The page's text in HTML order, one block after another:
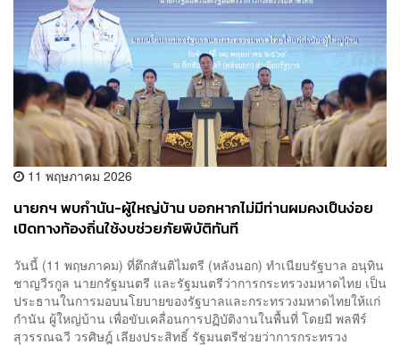
11 พฤษภาคม 2026
นายกฯ พบกำนัน-ผู้ใหญ่บ้าน บอกหากไม่มีท่านผมคงเป็นง่อย
เปิดทางท้องถิ่นใช้งบช่วยภัยพิบัติทันที
วันนี้ (11 พฤษภาคม) ที่ตึกสันติไมตรี (หลังนอก) ทำเนียบรัฐบาล อนุทิน
ชาญวีรกูล นายกรัฐมนตรี และรัฐมนตรีว่าการกระทรวงมหาดไทย เป็น
ประธานในการมอบนโยบายของรัฐบาลและกระทรวงมหาดไทยให้แก่
กำนัน ผู้ใหญ่บ้าน เพื่อขับเคลื่อนการปฏิบัติงานในพื้นที่ โดยมี พลพีร์
สุวรรณฉวี วรศิษฎ์ เลียงประสิทธิ์ รัฐมนตรีช่วยว่าการกระทรวง